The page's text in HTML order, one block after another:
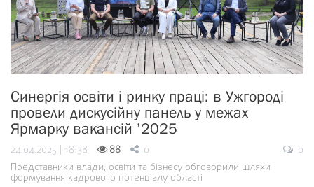
Синергія освіти і ринку праці: в Ужгороді
провели дискусійну панель у межах
Ярмарку вакансій ’2025
24.04.2025 | 18:38 88 0
0
Представники влади, освіти та бізнесу обговорили шляхи
формування кадрового потенціалу області